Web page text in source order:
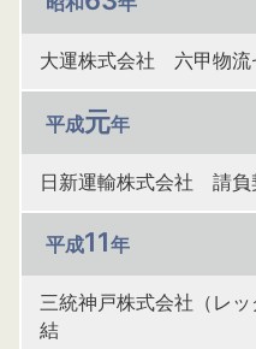
大運株式会社 六甲物
平成元年
日新運輸株式会社 請負
平成11年
三統神戸株式会社（レ
結